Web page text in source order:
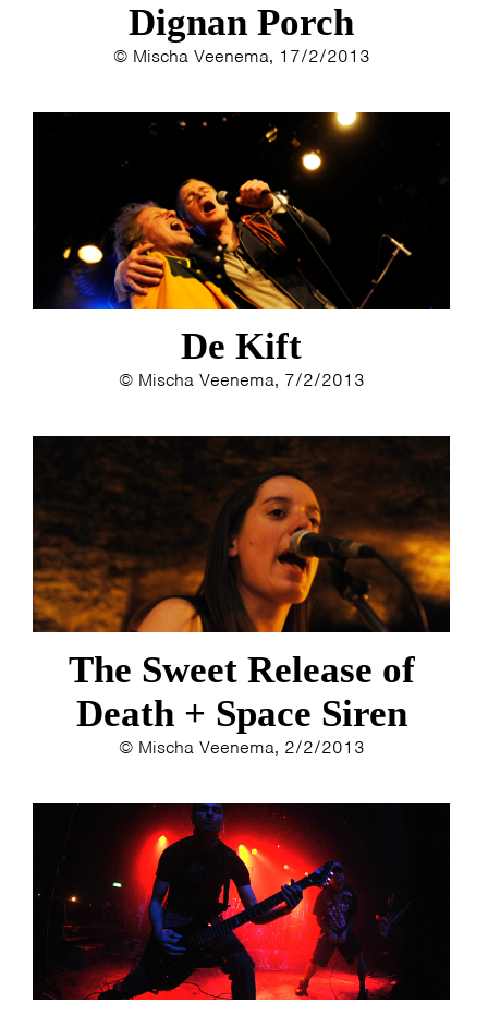
PHOTOS NEWSINFOWEBSHOP
MY TICKETS
Dignan Porch
© Mischa Veenema, 17/2/2013
De Kift
© Mischa Veenema, 7/2/2013
The Sweet Release of
Death + Space Siren
© Mischa Veenema, 2/2/2013